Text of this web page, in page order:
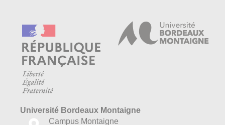
Université Bordeaux Montaigne
Campus Montaigne